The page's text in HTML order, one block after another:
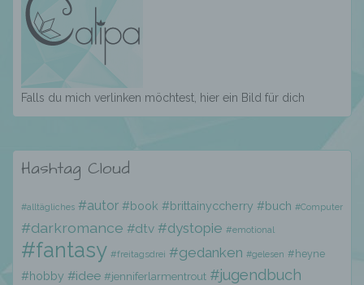
Falls du mich verlinken möchtest, hier ein Bild für dich
Hashtag Cloud
#alltägliches #autor #book #brittainyccherry #buch #Computer
#darkromance #dtv #dystopie #emotional
#fantasy #freitagsdrei #gedanken #gelesen #heyne
#hobby #idee #jenniferlarmentrout #jugendbuch
personenbezogenen Daten verwendet
werden, um bestimmte persönliche Aspekte,
die sich auf eine natürliche Person beziehen,
bezüglich Arbeitsleistung, wirtschaftlicher
Lage, Gesundheit, persönlicher Vorlieben,
Interessen, Zuverlässigkeit, Verhalten,
vorherzusagen.
f) Pseudonymisierung
Pseudonymisierung ist die Verarbeitung
personenbezogener Daten in einer Weise,